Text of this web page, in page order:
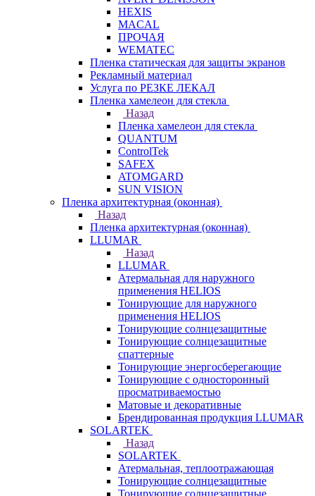
HEXIS
MACAL
ПРОЧАЯ
WEMATEC
Пленка статическая для защиты экранов
Рекламный материал
Услуга по РЕЗКЕ ЛЕКАЛ
Пленка хамелеон для стекла
Назад
Пленка хамелеон для стекла
QUANTUM
ControlTek
SAFEX
ATOMGARD
SUN VISION
Пленка архитектурная (оконная)
Назад
Пленка архитектурная (оконная)
LLUMAR
Назад
LLUMAR
Атермальная для наружного
применения HELIOS
Тонирующие для наружного
применения HELIOS
Тонирующие солнцезащитные
Тонирующие солнцезащитные
спаттерные
Тонирующие энергосберегающие
Тонирующие с односторонный
просматриваемостью
Матовые и декоративные
Брендированная продукция LLUMAR
SOLARTEK
Назад
SOLARTEK
Атермальная, теплоотражающая
Тонирующие солнцезащитные
Тонирующие солнцезащитные